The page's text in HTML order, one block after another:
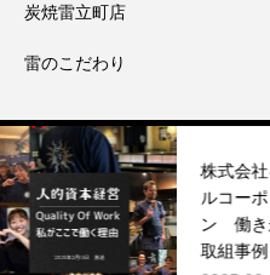
炭焼雷立町店
雷のこだわり
株式会社キャピタ
ルコーポレーショ
ン 働きがい向上
取組事例